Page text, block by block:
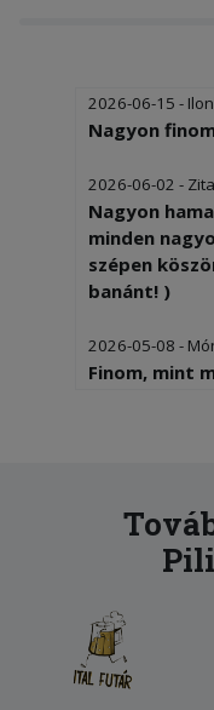
2026-06-15 -
Nagyon
2026-06-02 -
Nagyon
minden
szépen
banánt! )
2026-05-08 -
Finom, mint
2025-10-20 -
Finom volt
Köszönöm
2025-10-07 -
Olyan sós
enni !